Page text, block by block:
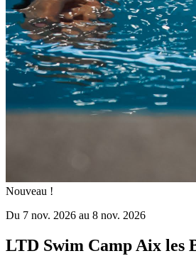
Nouveau !
Du 7 nov. 2026 au 8 nov. 2026
LTD Swim Camp Aix les